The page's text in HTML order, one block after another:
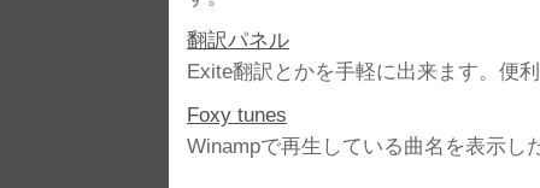
翻訳パネル
Exite翻訳とかを手軽に出来ます。便
Foxy tunes
Winampで再生している曲名を表示し